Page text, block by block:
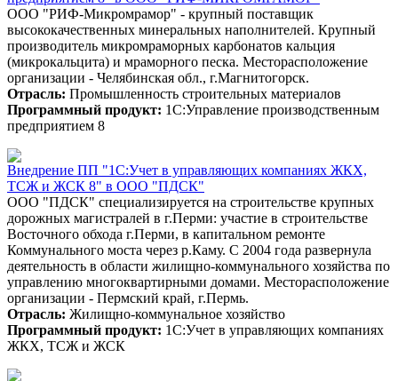
ООО "РИФ-Микромрамор" - крупный поставщик
высококачественных минеральных наполнителей. Крупный
производитель микромраморных карбонатов кальция
(микрокальцита) и мраморного песка. Месторасположение
организации - Челябинская обл., г.Магнитогорск.
Отрасль: Промышленность строительных материалов
Программный продукт: 1С:Управление производственным
предприятием 8
Внедрение ПП "1С:Учет в управляющих компаниях ЖКХ,
ТСЖ и ЖСК 8" в ООО "ПДСК"
ООО "ПДСК" специализируется на строительстве крупных
дорожных магистралей в г.Перми: участие в строительстве
Восточного обхода г.Перми, в капитальном ремонте
Коммунального моста через р.Каму. С 2004 года развернула
деятельность в области жилищно-коммунального хозяйства по
управлению многоквартирными домами. Месторасположение
организации - Пермский край, г.Пермь.
Отрасль: Жилищно-коммунальное хозяйство
Программный продукт: 1С:Учет в управляющих компаниях
ЖКХ, ТСЖ и ЖСК